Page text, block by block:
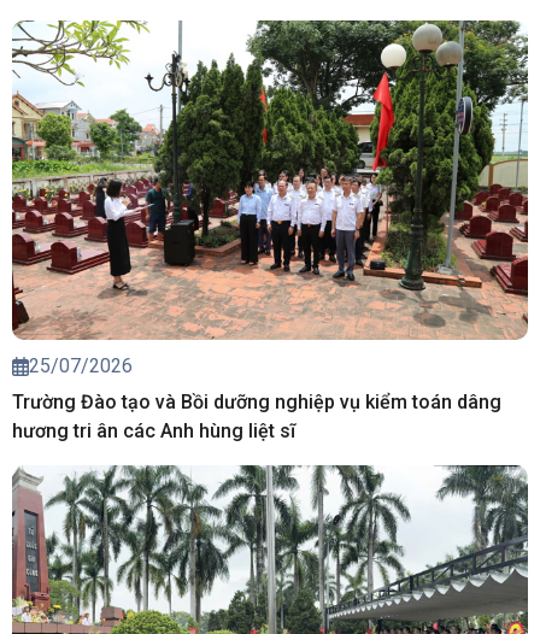
25/07/2026
Trường Đào tạo và Bồi dưỡng nghiệp vụ kiểm toán dâng
hương tri ân các Anh hùng liệt sĩ